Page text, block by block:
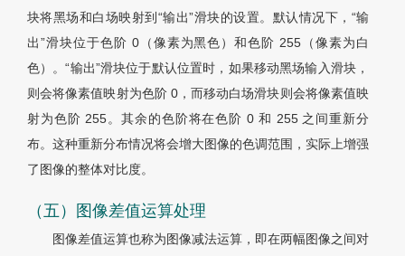
块将黑场和白场映射到“输出”滑块的设置。默认情况下，“输
出”滑块位于色阶 0（像素为黑色）和色阶 255（像素为白
色）。“输出”滑块位于默认位置时，如果移动黑场输入滑块，
则会将像素值映射为色阶 0，而移动白场滑块则会将像素值映
射为色阶 255。其余的色阶将在色阶 0 和 255 之间重新分
布。这种重新分布情况将会增大图像的色调范围，实际上增强
了图像的整体对比度。
（五）图像差值运算处理
图像差值运算也称为图像减法运算，即在两幅图像之间对